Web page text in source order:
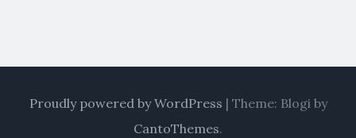
Proudly powered by WordPress | Theme: Blogi by
CantoThemes.